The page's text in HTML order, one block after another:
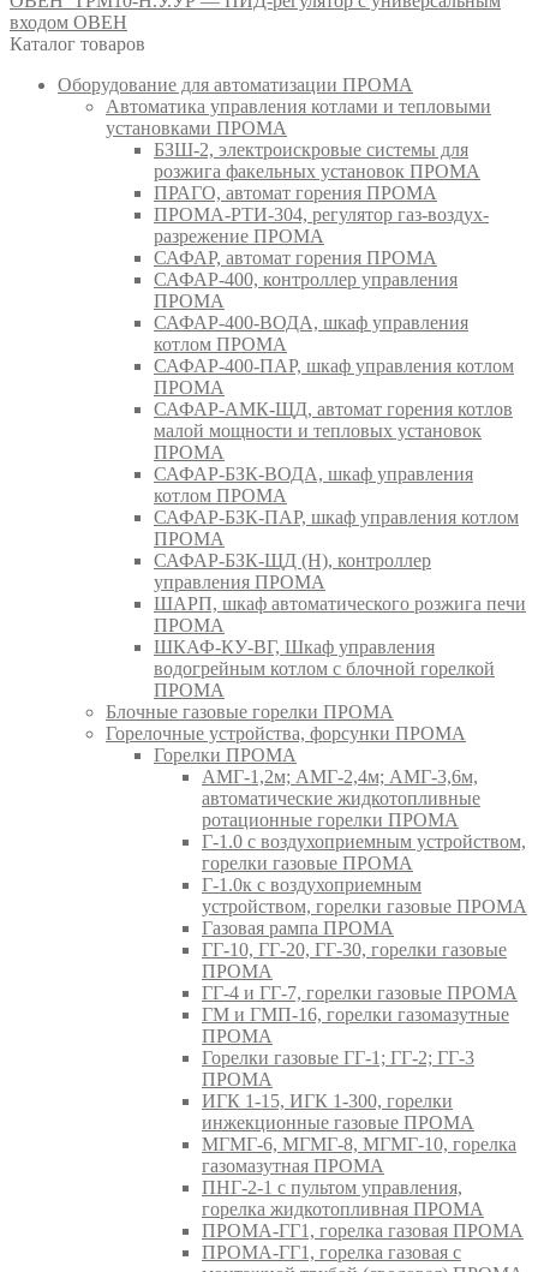
входом ОВЕН
Каталог товаров
Оборудование для автоматизации ПРОМА
Автоматика управления котлами и тепловыми
установками ПРОМА
БЗШ-2, электроискровые системы для
розжига факельных установок ПРОМА
ПРАГО, автомат горения ПРОМА
ПРОМА-РТИ-304, регулятор газ-воздух-
разрежение ПРОМА
САФАР, автомат горения ПРОМА
САФАР-400, контроллер управления
ПРОМА
САФАР-400-ВОДА, шкаф управления
котлом ПРОМА
САФАР-400-ПАР, шкаф управления котлом
ПРОМА
САФАР-АМК-ЩД, автомат горения котлов
малой мощности и тепловых установок
ПРОМА
САФАР-БЗК-ВОДА, шкаф управления
котлом ПРОМА
САФАР-БЗК-ПАР, шкаф управления котлом
ПРОМА
САФАР-БЗК-ЩД (Н), контроллер
управления ПРОМА
ШАРП, шкаф автоматического розжига печи
ПРОМА
ШКАФ-КУ-ВГ, Шкаф управления
водогрейным котлом с блочной горелкой
ПРОМА
Блочные газовые горелки ПРОМА
Горелочные устройства, форсунки ПРОМА
Горелки ПРОМА
АМГ-1,2м; АМГ-2,4м; АМГ-3,6м,
автоматические жидкотопливные
ротационные горелки ПРОМА
Г-1.0 с воздухоприемным устройством,
горелки газовые ПРОМА
Г-1.0к с воздухоприемным
устройством, горелки газовые ПРОМА
Газовая рампа ПРОМА
ГГ-10, ГГ-20, ГГ-30, горелки газовые
ПРОМА
ГГ-4 и ГГ-7, горелки газовые ПРОМА
ГМ и ГМП-16, горелки газомазутные
ПРОМА
Горелки газовые ГГ-1; ГГ-2; ГГ-3
ПРОМА
ИГК 1-15, ИГК 1-300, горелки
инжекционные газовые ПРОМА
МГМГ-6, МГМГ-8, МГМГ-10, горелка
газомазутная ПРОМА
ПНГ-2-1 с пультом управления,
горелка жидкотопливная ПРОМА
ПРОМА-ГГ1, горелка газовая ПРОМА
ПРОМА-ГГ1, горелка газовая с